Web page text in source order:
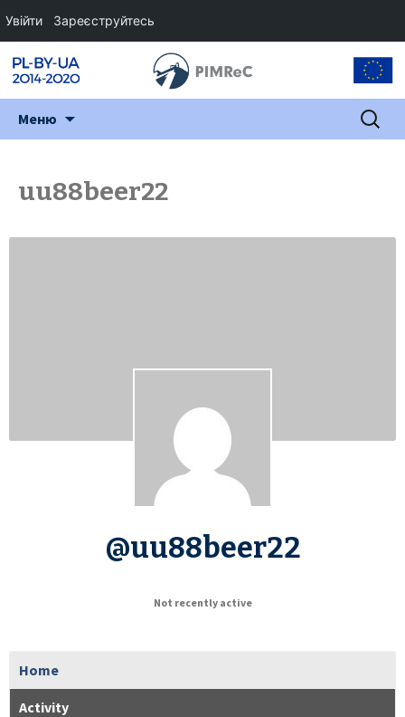
Меню Пошук:
uu88beer22
@uu88beer22
Not recently active
Home
Activity
Увійти Зареєструйтесь